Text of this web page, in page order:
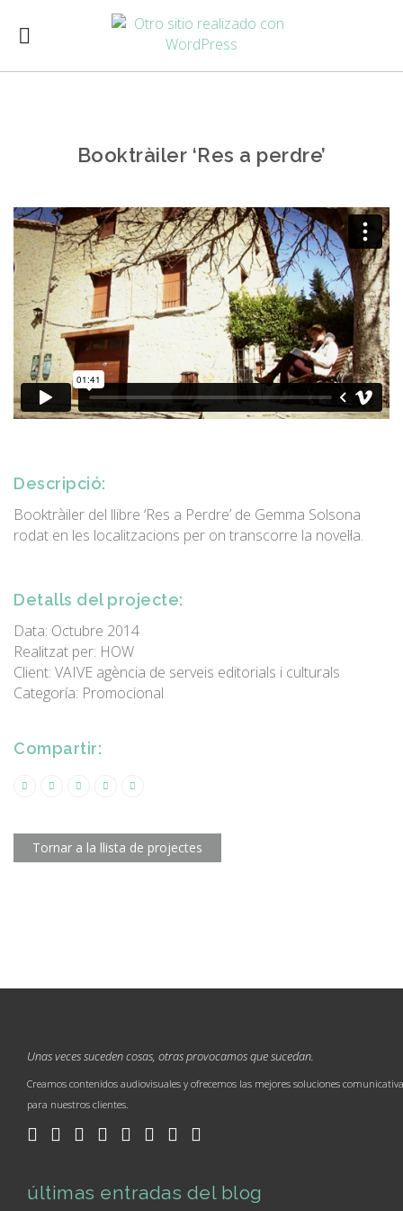
Booktràiler ‘Res a perdre’
Descripció:
Booktràiler del llibre ‘Res a Perdre’ de Gemma Solsona
rodat en les localitzacions per on transcorre la novel·la.
Detalls del projecte:
Data: Octubre 2014
Realitzat per: HOW
Client: VAIVE agència de serveis editorials i culturals
Categoría: Promocional
Compartir:
Tornar a la llista de projectes
Unas veces suceden cosas, otras provocamos que sucedan.
Creamos contenidos audiovisuales y ofrecemos las mejores soluciones
para nuestros clientes.
últimas entradas del blog